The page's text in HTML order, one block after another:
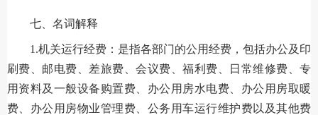
七、名词解释
1.机关运行经费：是指各部门的公用经费，包括办公及印
刷费、邮电费、差旅费、会议费、福利费、日常维修费、专
用资料及一般设备购置费、办公用房水电费、办公用房取暖
费、办公用房物业管理费、公务用车运行维护费以及其他费